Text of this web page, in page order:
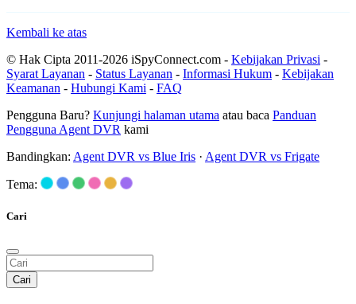
Kembali ke atas
© Hak Cipta 2011-2026 iSpyConnect.com - Kebijakan Privasi -
Syarat Layanan - Status Layanan - Informasi Hukum - Kebijakan
Keamanan - Hubungi Kami - FAQ
Pengguna Baru? Kunjungi halaman utama atau baca Panduan
Pengguna Agent DVR kami
Bandingkan: Agent DVR vs Blue Iris · Agent DVR vs Frigate
Tema:
Cari
Cari